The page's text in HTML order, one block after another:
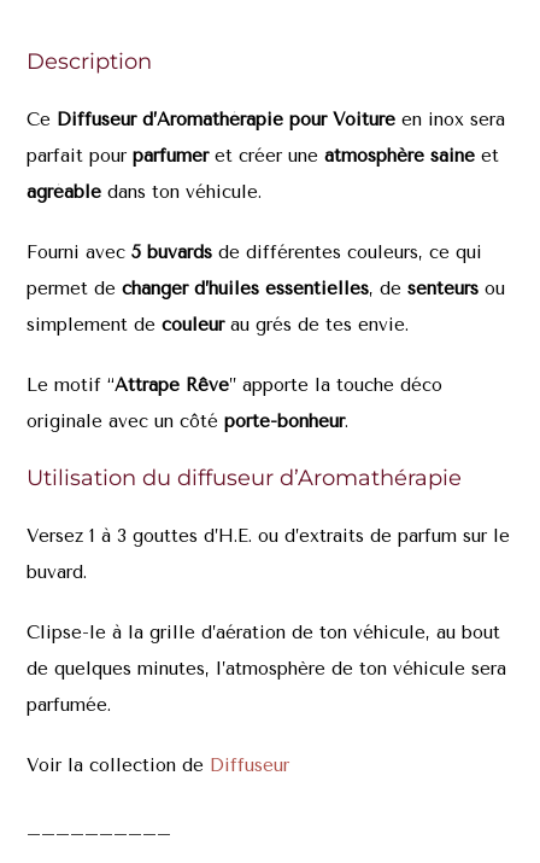
Description
Ce Diffuseur d’Aromathérapie pour Voiture en inox sera
parfait pourparfumeret créer uneatmosphère saine et
agréable dans ton véhicule.
Fourni avec 5 buvards de différentes couleurs, ce qui
permet dechanger d’huiles essentielles, desenteurs ou
simplement decouleurau grés de tes envie.
Le motif “Attrape Rêve” apporte la touche déco
originale avec un côtéporte-bonheur.
Utilisation du diffuseur d’Aromathérapie
Versez 1 à 3 gouttes d’H.E. ou d’extraits de parfum sur le
buvard.
Clipse-le à la grille d’aération de ton véhicule, au bout
de quelques minutes, l’atmosphère de ton véhicule sera
parfumée.
Voir la collection de Diffuseur